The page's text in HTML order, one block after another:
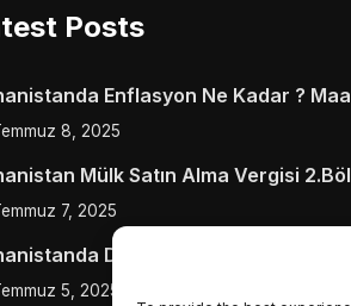
Posts
Enflasyon Ne Kadar ?
8, 2025
Mülk Satın Alma Vergisi
7, 2025
Daire Aidatları ve
5, 2025